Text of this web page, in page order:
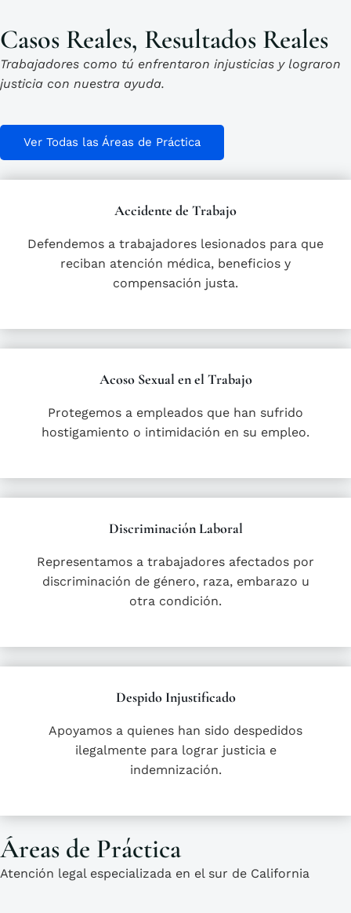
Casos Reales, Resultados Reales
Trabajadores como tú enfrentaron injusticias y lograron
justicia con nuestra ayuda.
Ver Todas las Áreas de Práctica
Accidente de Trabajo
Defendemos a trabajadores lesionados para que
reciban atención médica, beneficios y
compensación justa.
Acoso Sexual en el Trabajo
Protegemos a empleados que han sufrido
hostigamiento o intimidación en su empleo.
Discriminación Laboral
Representamos a trabajadores afectados por
discriminación de género, raza, embarazo u
otra condición.
Despido Injustificado
Apoyamos a quienes han sido despedidos
ilegalmente para lograr justicia e
indemnización.
Áreas de Práctica
Atención legal especializada en el sur de California